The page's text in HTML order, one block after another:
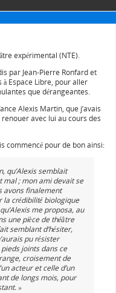
expérimental (NTE).
par Jean-Pierre Ronfard et
Espace Libre, pour aller
que dérangeantes.
Alexis Martin, que j’avais
avec lui au cours des
commencé pour de bon ainsi:
qu’Alexis semblait
mal ; mon ami devait se
avons finalement
la crédibilité biologique
me proposa, au
une pièce de théâtre
semblant d’hésiter,
pu résister
joints dans ce
croisement de
acteur et celle d’un
de longs mois, pour
»